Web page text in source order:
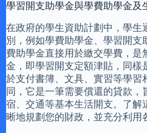
學習開支助學金與學費助學金及
在政府的學生資助計劃中，學生
別，例如學費助學金、學習開支
費助學金直接用於繳交學費，是
金，即學習開支定額津貼，同樣
於支付書簿、文具、實習等學習
同，它是一筆需要償還的貸款，
宿、交通等基本生活開支。了解
晰地規劃您的財政，並充分利用